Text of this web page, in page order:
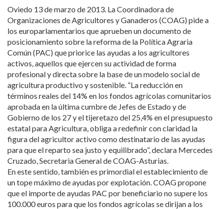
Oviedo 13 de marzo de 2013. La Coordinadora de
Organizaciones de Agricultores y Ganaderos (COAG) pide a
los europarlamentarios que aprueben un documento de
posicionamiento sobre la reforma de la Política Agraria
Común (PAC) que priorice las ayudas a los agricultores
activos, aquellos que ejercen su actividad de forma
profesional y directa sobre la base de un modelo social de
agricultura productivo y sostenible. “La reducción en
términos reales del 14% en los fondos agrícolas comunitarios
aprobada en la última cumbre de Jefes de Estado y de
Gobierno de los 27 y el tijeretazo del 25,4% en el presupuesto
estatal para Agricultura, obliga a redefinir con claridad la
figura del agricultor activo como destinatario de las ayudas
para que el reparto sea justo y equilibrado”, declara Mercedes
Cruzado, Secretaria General de COAG-Asturias.
En este sentido, también es primordial el establecimiento de
un tope máximo de ayudas por explotación. COAG propone
que el importe de ayudas PAC por beneficiario no supere los
100.000 euros para que los fondos agrícolas se dirijan a los